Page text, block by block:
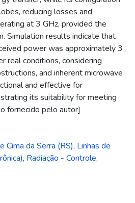
reducing losses and
at 3 GHz, provided the
Simulation results indicate that
power was approximately 3
real conditions, considering
and inherent microwave
and effective for
its suitability for meeting
fornecido pelo autor]
Cima da Serra (RS), Linhas de
, Radiação - Controle,